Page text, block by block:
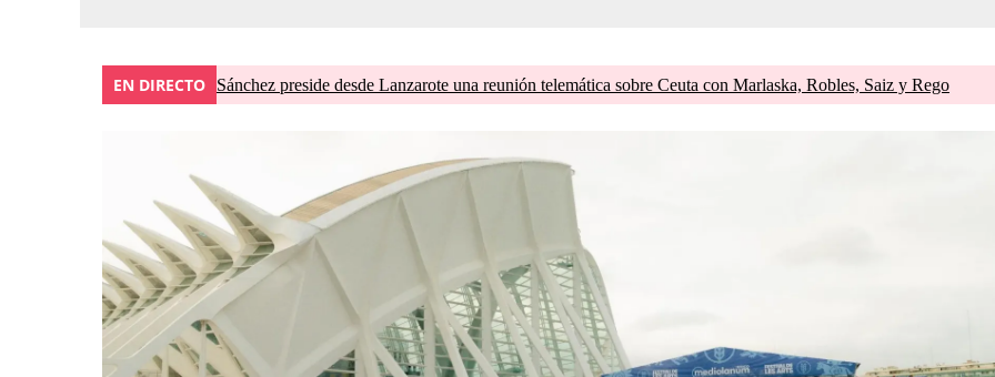
EN DIRECTO Sánchez preside desde Lanzarote una reunión telemática sobre Ceuta con Marlaska, Robles, Saiz y Rego